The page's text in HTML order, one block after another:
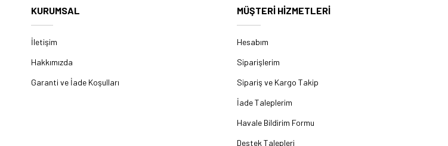
KURUMSAL
İletişim
Hakkımızda
Garanti ve İade Koşulları
MÜŞTERİ HİZMETLERİ
Hesabım
Siparişlerim
Sipariş ve Kargo Takip
İade Taleplerim
Havale Bildirim Formu
Destek Talepleri